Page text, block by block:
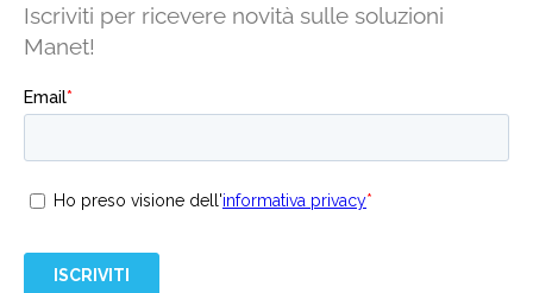
Iscriviti per ricevere novità sulle soluzioni
Manet!